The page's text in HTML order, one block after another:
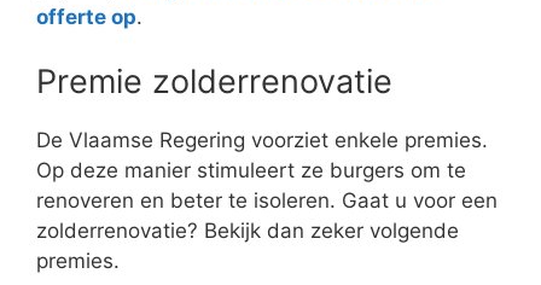
offerte op.
Premie zolderrenovatie
De Vlaamse Regering voorziet enkele premies.
Op deze manier stimuleert ze burgers om te
renoveren en beter te isoleren. Gaat u voor een
zolderrenovatie? Bekijk dan zeker volgende
premies.